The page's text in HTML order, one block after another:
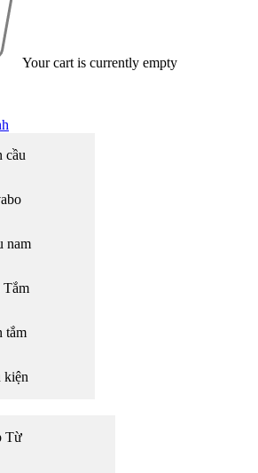
Your cart is currently empty
cầu
nam
Tắm
tắm
kiện
Từ